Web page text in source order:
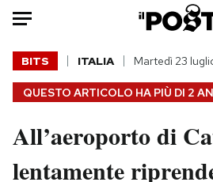
Auto
HOME
Italia
Politica
QUESTO ARTICOLO HA PIÙ DI 2
BITS ITALIA Martedì 23
All’aeroporto di
lentamente